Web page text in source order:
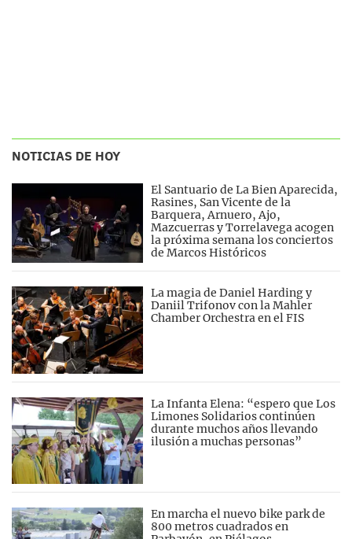
NOTICIAS DE HOY
El Santuario de La Bien Aparecida,
Rasines, San Vicente de la
Barquera, Arnuero, Ajo,
Mazcuerras y Torrelavega acogen
la próxima semana los conciertos
de Marcos Históricos
La magia de Daniel Harding y
Daniil Trifonov con la Mahler
Chamber Orchestra en el FIS
La Infanta Elena: “espero que Los
Limones Solidarios continúen
durante muchos años llevando
ilusión a muchas personas”
En marcha el nuevo bike park de
800 metros cuadrados en